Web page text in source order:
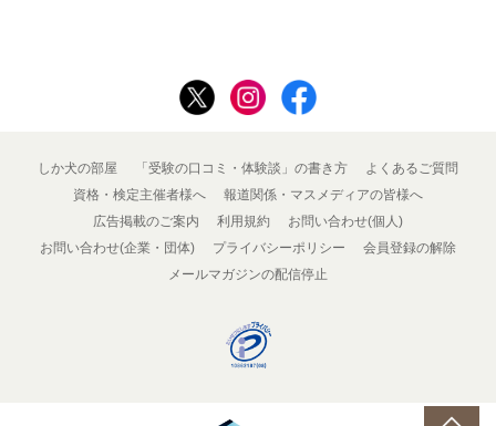
しか犬の部屋 「受験の口コミ・体験談」の書き方
よくあるご質問
資格・検定主催者様へ
報道関係・マスメディアの皆様へ
広告掲載のご案内
利用規約
お問い合わせ(個人)
お問い合わせ(企業・団体)
プライバシーポリシー
会員登録の解除
メールマガジンの配信停止